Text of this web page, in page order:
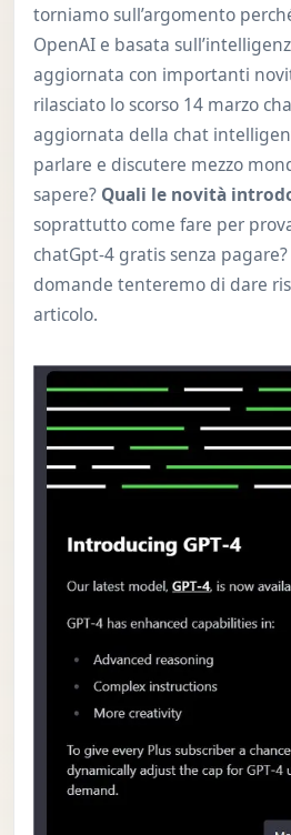
torniamo sull’argomento
OpenAI e basata
aggiornata con importanti
rilasciato lo scorso 14 marzo
aggiornata della chat
parlare e discutere mezzo
sapere? Quali le novità
soprattutto come fare per
chatGpt-4 gratis senza
domande tenteremo di dare
articolo.